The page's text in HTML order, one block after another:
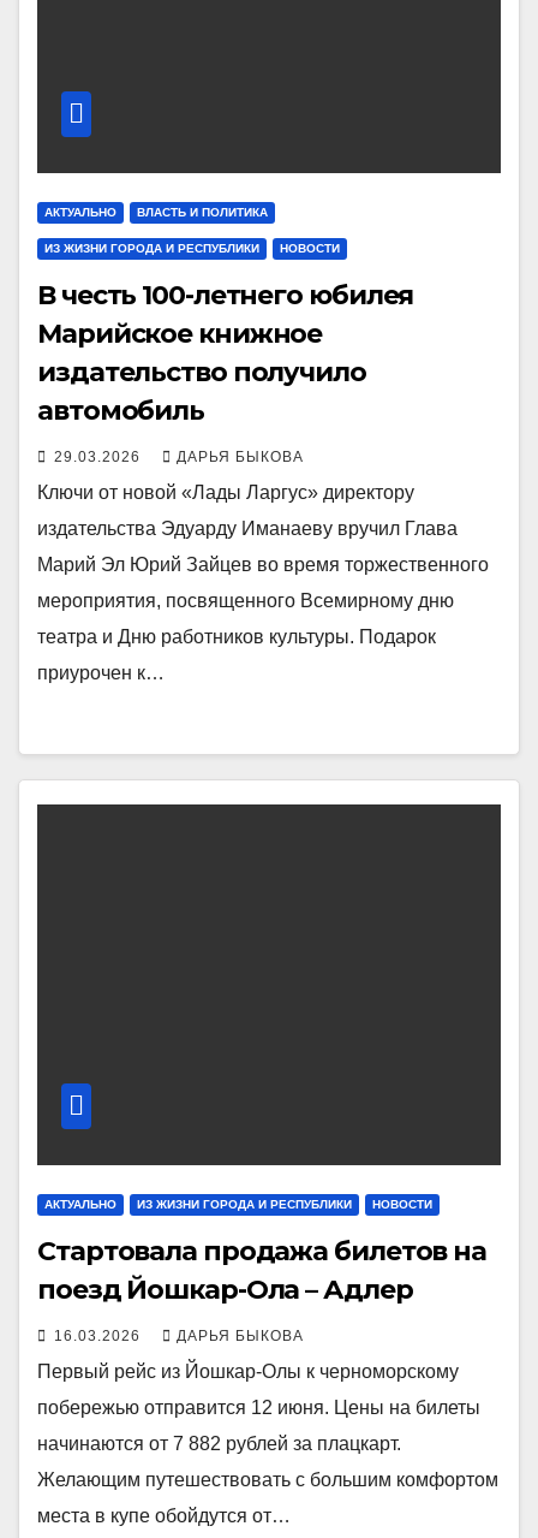
АКТУАЛЬНО ВЛАСТЬ И ПОЛИТИКА
ИЗ ЖИЗНИ ГОРОДА И РЕСПУБЛИКИ НОВОСТИ
В честь 100-летнего юбилея
Марийское книжное
издательство получило
автомобиль
29.03.2026 ДАРЬЯ БЫКОВА
Ключи от новой «Лады Ларгус» директору
издательства Эдуарду Иманаеву вручил Глава
Марий Эл Юрий Зайцев во время торжественного
мероприятия, посвященного Всемирному дню
театра и Дню работников культуры. Подарок
приурочен к…
АКТУАЛЬНО ИЗ ЖИЗНИ ГОРОДА И РЕСПУБЛИКИ НОВОСТИ
Стартовала продажа билетов на
поезд Йошкар-Ола – Адлер
16.03.2026 ДАРЬЯ БЫКОВА
Первый рейс из Йошкар-Олы к черноморскому
побережью отправится 12 июня. Цены на билеты
начинаются от 7 882 рублей за плацкарт.
Желающим путешествовать с большим комфортом
места в купе обойдутся от…